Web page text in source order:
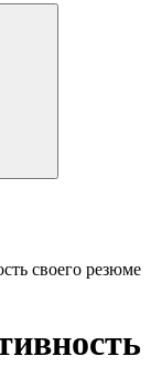
своего резюме